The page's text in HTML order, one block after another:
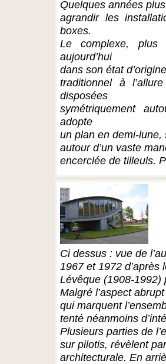
Quelques années
agrandir les
boxes.
Le complexe, plus
aujourd’hui
dans son état
traditionnel à
disposées
symétriquement
adopte
un plan en demi-lune,
autour d’un vaste
encerclée de tilleuls.
Ci dessus : vue de
1967 et 1972 d’après
Lévêque (1908-1992)
Malgré l’aspect
qui marquent
tenté néanmoins
Plusieurs parties de
sur pilotis, révèlent
architecturale. En